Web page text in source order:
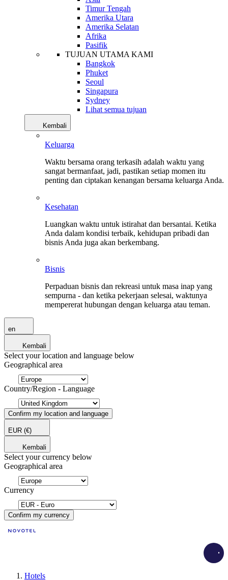
Timur Tengah
Amerika Utara
Amerika Selatan
Afrika
Pasifik
TUJUAN UTAMA KAMI
Bangkok
Phuket
Seoul
Singapura
Sydney
Lihat semua tujuan
Kembali
Keluarga
Waktu bersama orang terkasih adalah waktu yang
sangat bermanfaat, jadi, pastikan setiap momen itu
penting dan ciptakan kenangan bersama keluarga Anda.
Kesehatan
Luangkan waktu untuk istirahat dan bersantai. Ketika
Anda dalam kondisi terbaik, kehidupan pribadi dan
bisnis Anda juga akan berkembang.
Bisnis
Perpaduan bisnis dan rekreasi untuk masa inap yang
sempurna - dan ketika pekerjaan selesai, waktunya
mempererat hubungan dengan keluarga atau teman.
en
Kembali
Select your location and language below
Geographical area
Country/Region - Language
Confirm my location and language
EUR (€)
Kembali
Select your currency below
Geographical area
Currency
Confirm my currency
Hotels